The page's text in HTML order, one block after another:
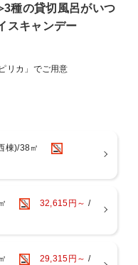
種の貸切風呂がいつ
スキャンデー
リカ」でご用意
旬の和食会席』
らかじめご了承ください。
ズが9:30となります。
客様はホテル（0154-67-
棟)/38㎡
32,615円～ /
29,315円～ /